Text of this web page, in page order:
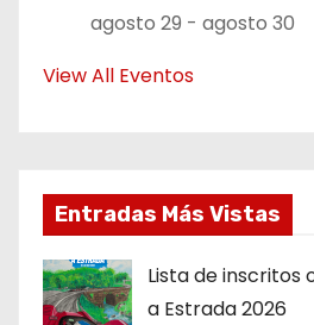
agosto 29 - agosto 30
View All Eventos
Entradas Más Vistas
Lista de inscritos
a Estrada 2026